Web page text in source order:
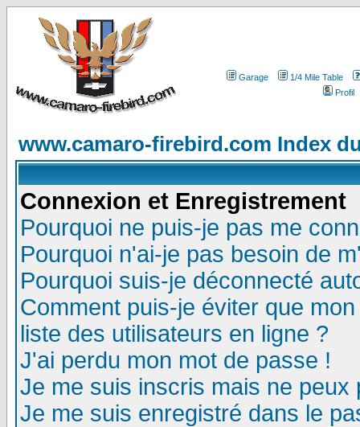
Garage
1/4 Mile Table
Profil
www.camaro-firebird.com Index
Connexion et Enregistrement
Pourquoi ne puis-je pas me
Pourquoi n'ai-je pas besoin de
Pourquoi suis-je déconnecté
Comment puis-je éviter que
liste des utilisateurs en ligne ?
J'ai perdu mon mot de passe !
Je me suis inscris mais ne peux
Je me suis enregistré dans le